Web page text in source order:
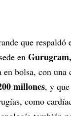
que respaldó
en
bolsa, con una
millones, y
como